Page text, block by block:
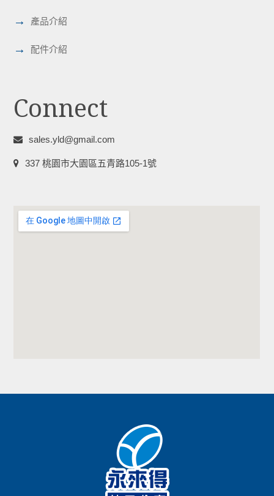
→ 產品介紹
→ 配件介紹
Connect
sales.yld@gmail.com
337 桃園市大園區五青路105-1號